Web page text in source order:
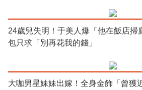
24歲兒失明！于美人爆「他在飯店
包只求「別再花我的錢」
大咖男星妹妹出嫁！全身金飾「曾獲